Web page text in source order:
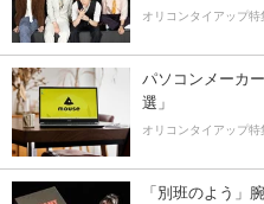
オリコンタイアップ特
パソコンメーカ
選」
オリコンタイアップ特
「別班のよう」